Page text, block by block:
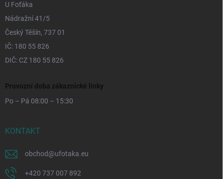
U Foťáka
Nádražní 41/5
Český Těšín, 737 01
IČ: 180 55 826
DIČ: CZ 180 55 826
Provozní doba zákaznické linky
Po – Pá 08:00 – 15:30
KONTAKT
obchod@ufotaka.eu
+420 737 007 892